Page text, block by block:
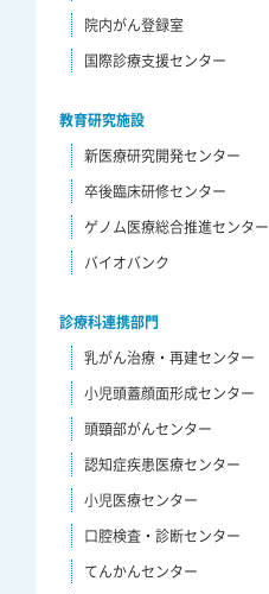
院内がん登録室
国際診療支援センター
教育研究施設
新医療研究開発センター
卒後臨床研修センター
ゲノム医療総合推進センター
バイオバンク
診療科連携部門
乳がん治療・再建センター
小児頭蓋顔面形成センター
頭頸部がんセンター
認知症疾患医療センター
小児医療センター
口腔検査・診断センター
てんかんセンター